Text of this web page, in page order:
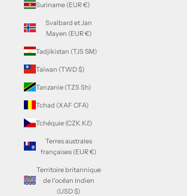
Suriname (EUR €)
Svalbard et Jan
Mayen (EUR €)
Tadjikistan (TJS ЅМ)
Taïwan (TWD $)
Tanzanie (TZS Sh)
Tchad (XAF CFA)
Tchéquie (CZK Kč)
Terres australes
françaises (EUR €)
Territoire britannique
de l’océan Indien
(USD $)